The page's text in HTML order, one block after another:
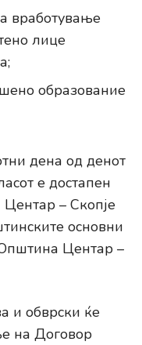
вработување
лице
образование
дена од денот
е достапен
– Скопје
основни
Центар –
и обврски ќе
на Договор